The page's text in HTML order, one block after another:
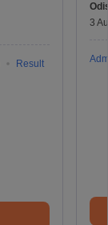
Result
3